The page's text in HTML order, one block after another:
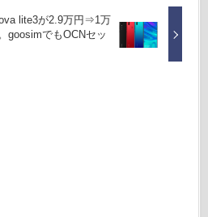
lite3が2.9万円⇒1万
goosimでもOCNセッ